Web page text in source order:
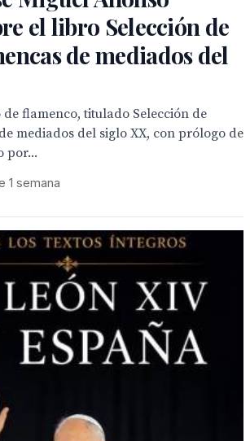
el libro Selección de
de mediados del
flamenco, titulado Selección de
mediados del siglo XX, con prólogo de
por...
1 semana